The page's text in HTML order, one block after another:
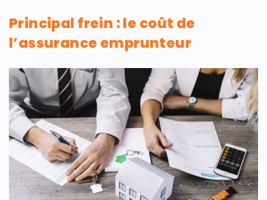
Principal frein : le coût de
l’assurance emprunteur